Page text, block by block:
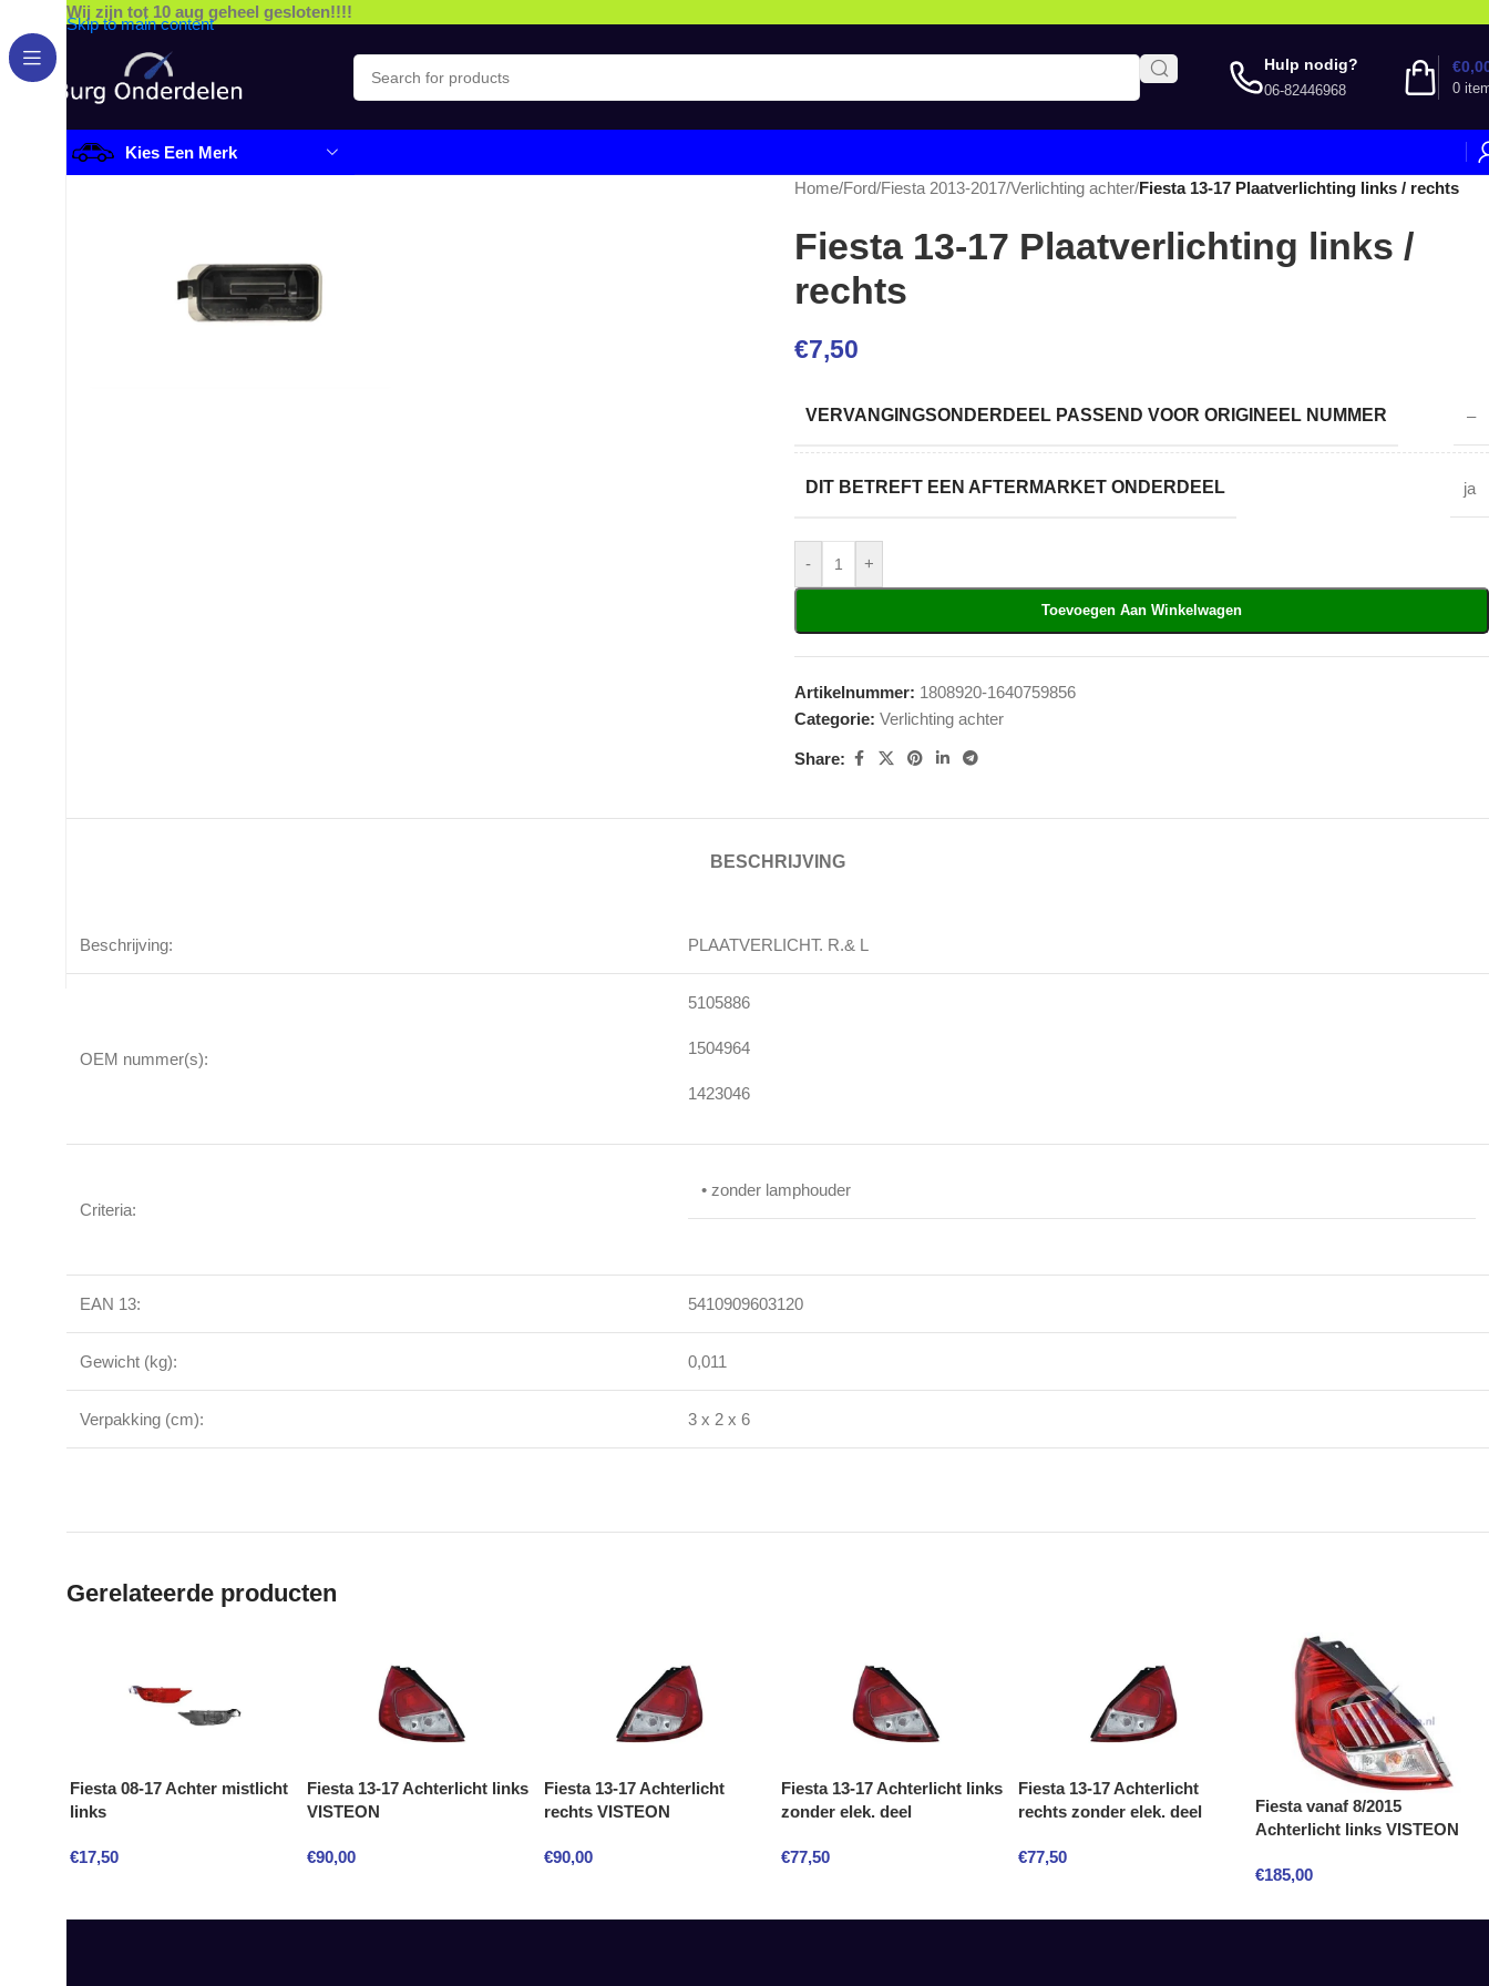
Skip to main content
Wij zijn tot 10 aug geheel gesloten!!!!
Hulp nodig?
06-82446968 0
€
Kies Een Merk
Home/Ford/Fiesta 2013-2017/Verlichting achter/Fiesta 13-17 Plaatverlichting links / rechts
Fiesta 13-17 Plaatverlichting links /
rechts
€7,50
VERVANGINGSONDERDEEL PASSEND VOOR ORIGINEEL NUMMER –
DIT BETREFT EEN AFTERMARKET ONDERDEEL ja
- +
Toevoegen Aan Winkelwagen
Artikelnummer: 1808920-1640759856
Categorie: Verlichting achter
Share:
BESCHRIJVING
Beschrijving: PLAATVERLICHT. R.& L
OEM nummer(s):
5105886
1504964
1423046
Criteria:
• zonder lamphouder
EAN 13: 5410909603120
Gewicht (kg): 0,011
Verpakking (cm): 3 x 2 x 6
Gerelateerde producten
Fiesta 08-17 Achter mistlicht
links
€17,50
Fiesta 13-17 Achterlicht links
VISTEON
€90,00
Fiesta 13-17 Achterlicht
rechts VISTEON
€90,00
Fiesta 13-17 Achterlicht links
zonder elek. deel
€77,50
Fiesta 13-17 Achterlicht
rechts zonder elek. deel
€77,50
Fiesta vanaf 8/2015
Achterlicht links VISTEON
€185,00